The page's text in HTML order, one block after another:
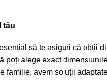
tău
să te asiguri că obții
poți alege exact
familie, avem soluții